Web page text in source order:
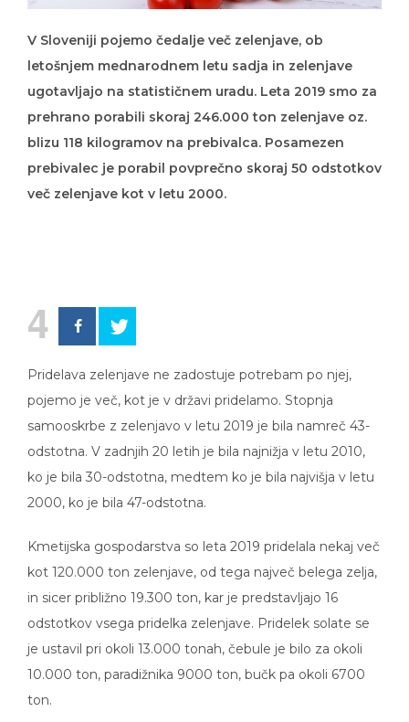
letošnjem mednarodnem letu sadja in zelenjave
ugotavljajo na statističnem uradu. Leta 2019 smo za
prehrano porabili skoraj 246.000 ton zelenjave oz.
blizu 118 kilogramov na prebivalca. Posamezen
prebivalec je porabil povprečno skoraj 50 odstotkov
več zelenjave kot v letu 2000.
4
pojemo je več, kot je v državi pridelamo. Stopnja
samooskrbe z zelenjavo v letu 2019 je bila namreč 43-
odstotna. V zadnjih 20 letih je bila najnižja v letu 2010,
ko je bila 30-odstotna, medtem ko je bila najvišja v letu
2000, ko je bila 47-odstotna.
kot 120.000 ton zelenjave, od tega največ belega zelja,
in sicer približno 19.300 ton, kar je predstavljajo 16
odstotkov vsega pridelka zelenjave. Pridelek solate se
je ustavil pri okoli 13.000 tonah, čebule je bilo za okoli
10.000 ton, paradižnika 9000 ton, bučk pa okoli 6700